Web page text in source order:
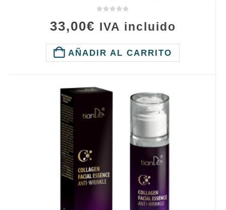
33,00€ IVA incluido
AÑADIR AL CARRITO